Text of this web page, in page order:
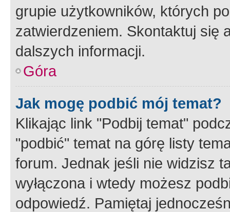
grupie użytkowników, których
zatwierdzeniem. Skontaktuj się
dalszych informacji.
Góra
Jak mogę podbić mój temat?
Klikając link "Podbij temat"
"podbić" temat na górę listy
forum. Jednak jeśli nie widzisz
wyłączona i wtedy możesz
odpowiedź. Pamiętaj